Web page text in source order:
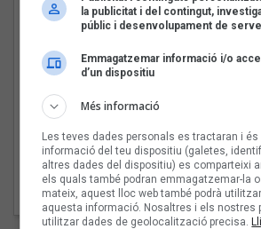
la publicitat i del contingut,
públic i desenvolupament de
Emmagatzemar informació i/o
d’un dispositiu
Més informació
Les teves dades personals es tractaran i és
informació del teu dispositiu (galetes,
altres dades del dispositiu) es comparteixi
els quals també podran emmagatzemar-la
mateix, aquest lloc web també podrà
aquesta informació. Nosaltres i els nostres
utilitzar dades de geolocalització precisa.